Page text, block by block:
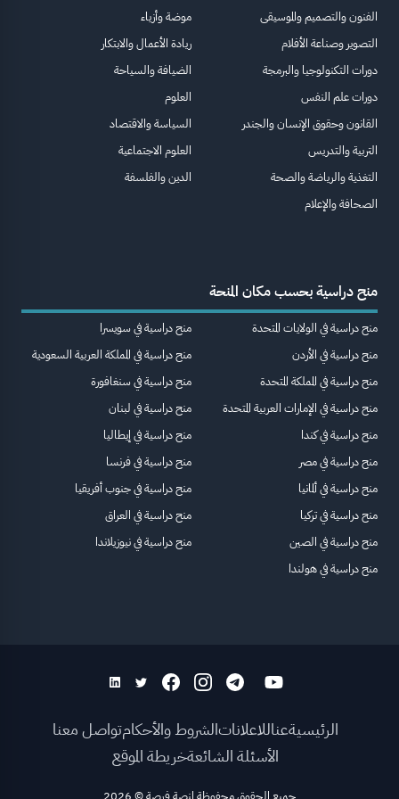
الفنون والتصميم والموسيقى
التصوير وصناعة الأفلام
دورات التكنولوجيا والبرمجة
دورات علم النفس
القانون وحقوق الإنسان والجندر
التربية والتدريس
التغذية والرياضة والصحة
الصحافة والإعلام
موضة وأزياء
ريادة الأعمال والابتكار
الضيافة والسياحة
العلوم
السياسة والاقتصاد
العلوم الاجتماعية
الدين والفلسفة
منح دراسية بحسب مكان المنحة
منح دراسية في الولايات المتحدة
منح دراسية في الأردن
منح دراسية في المملكة المتحدة
منح دراسية في الإمارات العربية المتحدة
منح دراسية في كندا
منح دراسية في مصر
منح دراسية في ألمانيا
منح دراسية في تركيا
منح دراسية في الصين
منح دراسية في هولندا
منح دراسية في سويسرا
منح دراسية في المملكة العربية السعودية
منح دراسية في سنغافورة
منح دراسية في لبنان
منح دراسية في إيطاليا
منح دراسية في فرنسا
منح دراسية في جنوب أفريقيا
منح دراسية في العراق
منح دراسية في نيوزيلاندا
الرئيسيةعناللاعلاناتالشروط والأحكامتواصل معنا
الأسئلة الشائعةخريطة الموقع